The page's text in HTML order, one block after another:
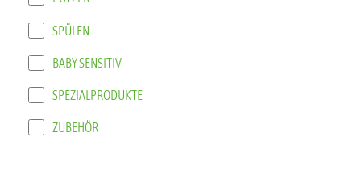
SPÜLEN
BABY SENSITIV
SPEZIALPRODUKTE
ZUBEHÖR